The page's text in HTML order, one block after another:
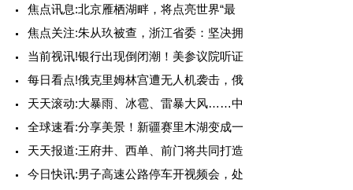
焦点讯息:北京雁栖湖畔，将点亮世界“最
焦点关注:朱从玖被查，浙江省委：坚决拥
当前视讯!银行出现倒闭潮！美参议院听证
每日看点!俄克里姆林宫遭无人机袭击，俄
天天滚动:大暴雨、冰雹、雷暴大风……中
全球速看:分享美景！新疆赛里木湖变成一
天天报道:王府井、西单、前门将共同打造
今日快讯:男子高速公路停车开视频会，处